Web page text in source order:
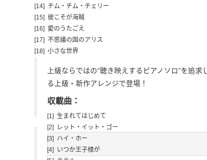
[14] チム・チム・チェリー
[15] 彼こそが海賊
[16] 愛のうたごえ
[17] 不思議の国のアリス
[18] 小さな世界
上級ならではの“聴き映えするピアノソロ”を追
る上級・新作アレンジで登場！
収載曲：
[1] 生まれてはじめて
[2] レット・イット・ゴー
[3] ハイ・ホー
[4] いつか王子様が